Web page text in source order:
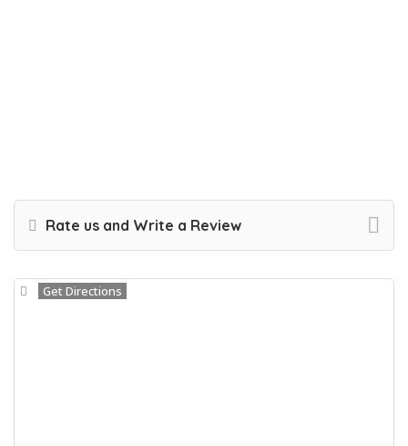
Rate us and Write a Review
Get Directions